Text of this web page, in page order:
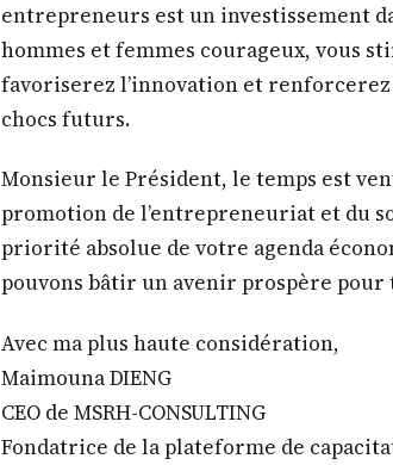
entrepreneurs est un investissement
hommes et femmes courageux, vous
favoriserez l’innovation et
chocs futurs.
Monsieur le Président, le temps est
promotion de l’entrepreneuriat et du
priorité absolue de votre agenda
pouvons bâtir un avenir prospère pour
Avec ma plus haute considération,
Maimouna DIENG
CEO de MSRH-CONSULTING
Fondatrice de la plateforme de